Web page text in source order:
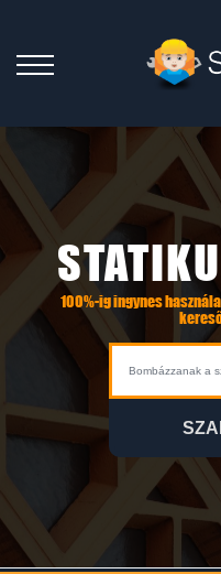
100%-ig ingynes